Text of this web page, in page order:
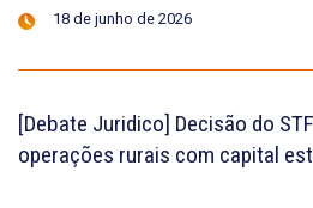
18 de junho de 2026
[Debate Juridico] Decisão do
operações rurais com capital